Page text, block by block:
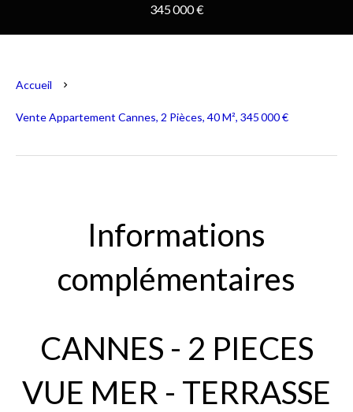
345 000 €
Accueil
Vente Appartement Cannes, 2 Pièces, 40 M², 345 000 €
Informations
complémentaires
CANNES - 2 PIECES
VUE MER - TERRASSE